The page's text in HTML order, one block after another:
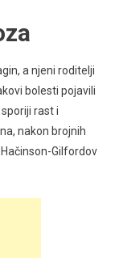
a njeni roditelji
bolesti pojavili
rast i
nakon brojnih
Gilfordov